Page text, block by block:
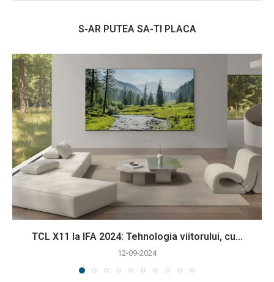
S-AR PUTEA SA-TI PLACA
TCL X11 la IFA 2024: Tehnologia viitorului, cu...
12-09-2024